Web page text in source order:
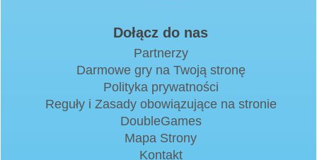
Dołącz do nas
Partnerzy
Darmowe gry na Twoją stronę
Polityka prywatności
Reguły i Zasady obowiązujące na stronie
DoubleGames
Mapa Strony
Kontakt